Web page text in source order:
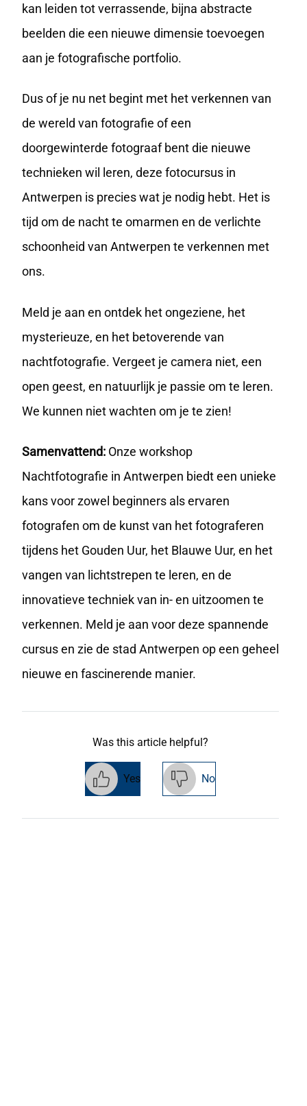
kan leiden tot verrassende, bijna abstracte
beelden die een nieuwe dimensie toevoegen
aan je fotografische portfolio.
Dus of je nu net begint met het verkennen van
de wereld van fotografie of een
doorgewinterde fotograaf bent die nieuwe
technieken wil leren, deze fotocursus in
Antwerpen is precies wat je nodig hebt. Het is
tijd om de nacht te omarmen en de verlichte
schoonheid van Antwerpen te verkennen met
ons.
Meld je aan en ontdek het ongeziene, het
mysterieuze, en het betoverende van
nachtfotografie. Vergeet je camera niet, een
open geest, en natuurlijk je passie om te leren.
We kunnen niet wachten om je te zien!
Samenvattend: Onze workshop
Nachtfotografie in Antwerpen biedt een unieke
kans voor zowel beginners als ervaren
fotografen om de kunst van het fotograferen
tijdens het Gouden Uur, het Blauwe Uur, en het
vangen van lichtstrepen te leren, en de
innovatieve techniek van in- en uitzoomen te
verkennen. Meld je aan voor deze spannende
cursus en zie de stad Antwerpen op een geheel
nieuwe en fascinerende manier.
Was this article helpful?
Yes No